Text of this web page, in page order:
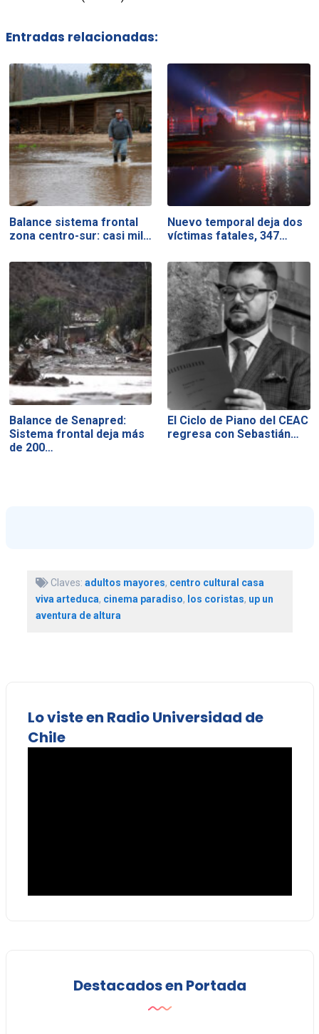
Entradas relacionadas:
Balance sistema frontal
zona centro-sur: casi mil…
Nuevo temporal deja dos
víctimas fatales, 347…
Balance de Senapred:
Sistema frontal deja más
de 200…
El Ciclo de Piano del CEAC
regresa con Sebastián…
Claves: adultos mayores, centro cultural casa
viva arteduca, cinema paradiso, los coristas, up un
aventura de altura
Lo viste en Radio Universidad de
Chile
Destacados en Portada